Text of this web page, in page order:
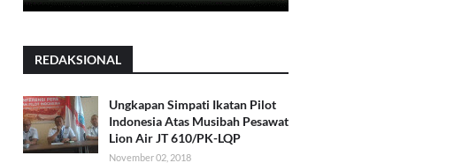
REDAKSIONAL
Ungkapan Simpati Ikatan Pilot
Indonesia Atas Musibah Pesawat
Lion Air JT 610/PK-LQP
November 02, 2018